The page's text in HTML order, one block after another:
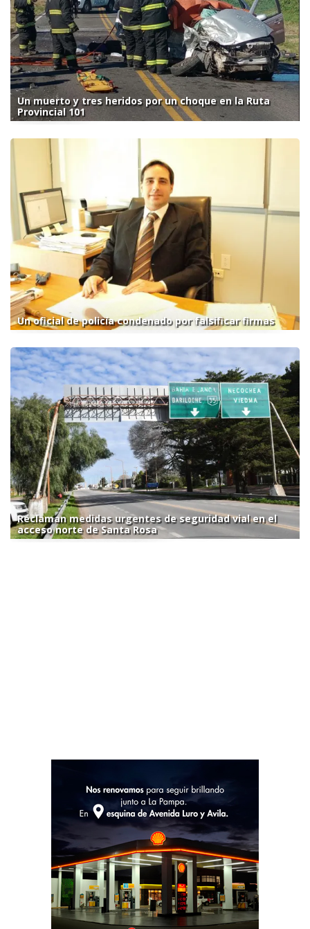
Un muerto y tres heridos por un choque en la Ruta
Provincial 101
Un oficial de policía condenado por falsificar firmas
Reclaman medidas urgentes de seguridad vial en el
acceso norte de Santa Rosa